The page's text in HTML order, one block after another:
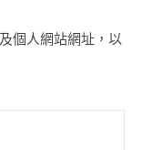
個人網站網址，以